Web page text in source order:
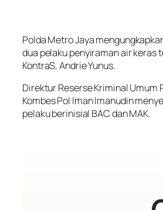
Polda Metro Jaya
dua pelaku penyiraman air keras
KontraS, Andrie Yunus.
Direktur Reserse Kriminal Umum
Kombes Pol Iman Imanudin
pelaku berinisial BAC dan MAK.